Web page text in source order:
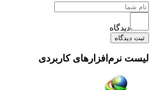
دیدگاه
ثبت دیدگاه
لیست نرم‌افزارهای کاربردی